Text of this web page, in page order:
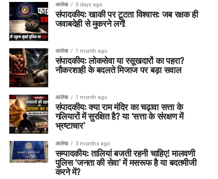
आलेख 5 days ago
संपादकीय: खाकी पर टूटता विश्वास: जब रक्षक ही
जवाबदेही से मुकरने लगें!
आलेख 1 month ago
संपादकीय: लोकसेवा या रसूखदारों का पहरा?
नौकरशाही के बदलते मिजाज पर बड़ा सवाल
आलेख 1 month ago
संपादकीय: क्या राम मंदिर का चढ़ावा सत्ता के
गलियारों में सुरक्षित है? या ‘सत्ता के संरक्षण में
भ्रष्टाचार’
आलेख 3 months ago
सम्पादकीय: तालियां बजती रहनी चाहिए! मालवणी
पुलिस ‘जनता की सेवा’ में मसरूफ है या बदतमीजी
करने में?